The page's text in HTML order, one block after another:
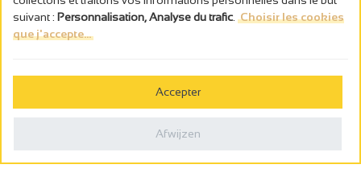
L’abus d’alcool est dangereux pour la santé, à consommer avec
Politique de confidentialité
suivant : Personnalisation, Analyse du trafic Choisir les cookies
que j'accepte...
Accepter
Afwijzen